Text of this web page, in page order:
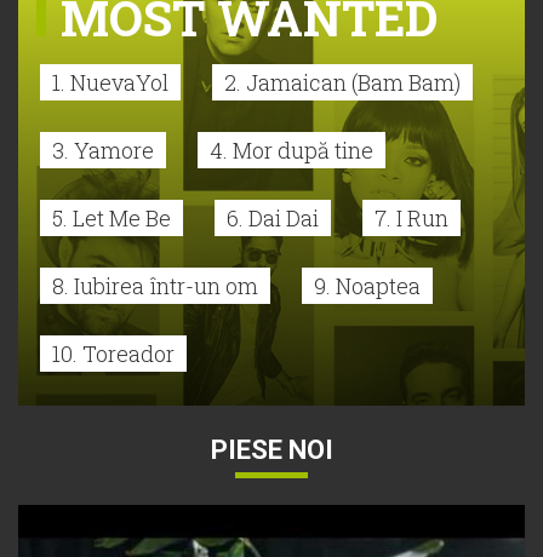
MOST WANTED
1. NuevaYol 2. Jamaican (Bam Bam)
3. Yamore 4. Mor după tine
5. Let Me Be 6. Dai Dai 7. I Run
8. Iubirea într-un om 9. Noaptea
10. Toreador
PIESE NOI